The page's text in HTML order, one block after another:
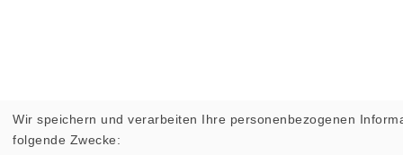
Wir speichern und verarbeiten Ihre personenbezogenen
folgende Zwecke: